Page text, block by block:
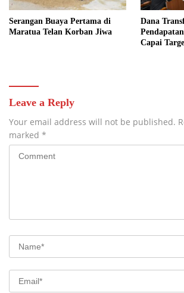
Serangan Buaya Pertama di
Maratua Telan Korban Jiwa
Dana
Capai
Leave a Reply
Your email address will not be published.
marked *